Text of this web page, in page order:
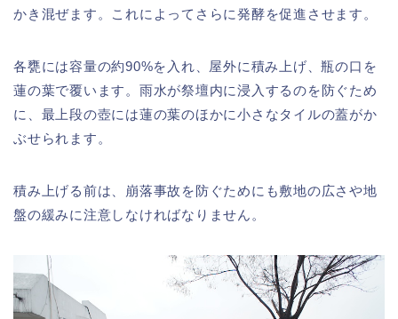
かき混ぜます。これによってさらに発酵を促進させます。
各甕には容量の約90%を入れ、屋外に積み上げ、瓶の口を
蓮の葉で覆います。雨水が祭壇内に浸入するのを防ぐため
に、最上段の壺には蓮の葉のほかに小さなタイルの蓋がか
ぶせられます。
積み上げる前は、崩落事故を防ぐためにも敷地の広さや地
盤の緩みに注意しなければなりません。